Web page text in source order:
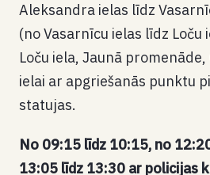
Aleksandra ielas līdz
(no Vasarnīcu ielas līdz Loču
Loču iela, Jaunā
ielai ar apgriešanās punktu
statujas.
No 09:15 līdz 10:15, no
13:05 līdz 13:30 ar policijas